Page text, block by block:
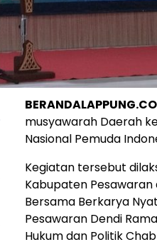
musyawarah Daerah
Nasional Pemuda
Kegiatan tersebut
Kabupaten
Bersama Berkarya
Pesawaran Dendi
Hukum dan Politik